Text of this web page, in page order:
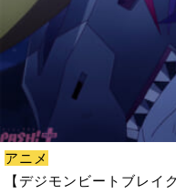
アニメ
【デジモンビートブレイ